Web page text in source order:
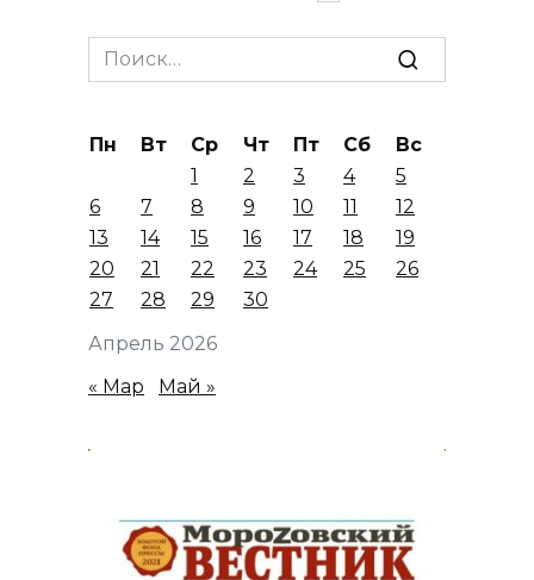
Search
for:
Апрель 2026
Пн Вт Ср Чт Пт Сб
Вс
1
2 3 4
5
6
7 8 9 10 11
12
13
14 15 16 17 18
19
20
21 22 23 24 25
26
27
28 29 30
« Мар Май »